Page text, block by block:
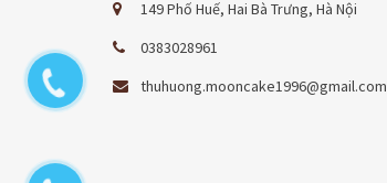
149 Phố Huế, Hai Bà Trưng, Hà Nội
0383028961
thuhuong.mooncake1996@gmail.com